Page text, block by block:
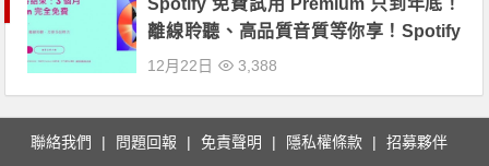
Spotify 免費試用 Premium 只到年底！
離線聆聽、高品質音質等你享！Spotify
有哪些功能？
12月22日 3,388
聯絡我們 問題回報 免責聲明 隱私權條款 招募夥伴